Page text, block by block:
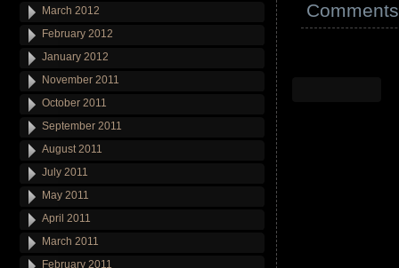
March 2012
February 2012
January 2012
November 2011
October 2011
September 2011
August 2011
July 2011
May 2011
April 2011
March 2011
February 2011